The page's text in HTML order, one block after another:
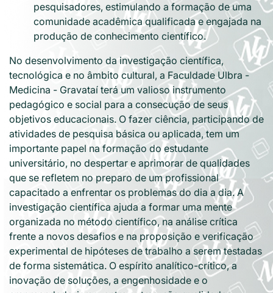
pesquisadores, estimulando a formação de uma
comunidade acadêmica qualificada e engajada na
produção de conhecimento científico.
No desenvolvimento da investigação científica,
tecnológica e no âmbito cultural, a Faculdade Ulbra -
Medicina - Gravataí terá um valioso instrumento
pedagógico e social para a consecução de seus
objetivos educacionais. O fazer ciência, participando de
atividades de pesquisa básica ou aplicada, tem um
importante papel na formação do estudante
universitário, no despertar e aprimorar de qualidades
que se refletem no preparo de um profissional
capacitado a enfrentar os problemas do dia a dia. A
investigação científica ajuda a formar uma mente
organizada no método científico, na análise crítica
frente a novos desafios e na proposição e verificação
experimental de hipóteses de trabalho a serem testadas
de forma sistemática. O espírito analítico-crítico, a
inovação de soluções, a engenhosidade e o